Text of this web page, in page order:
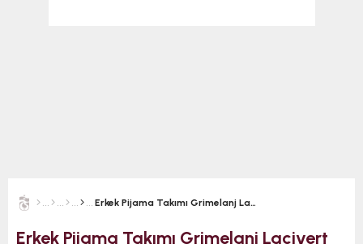
Erkek Pijama Takımı Grimelanj Lacivert
Erkek Pijama Takımı Grimelanj Lacivert